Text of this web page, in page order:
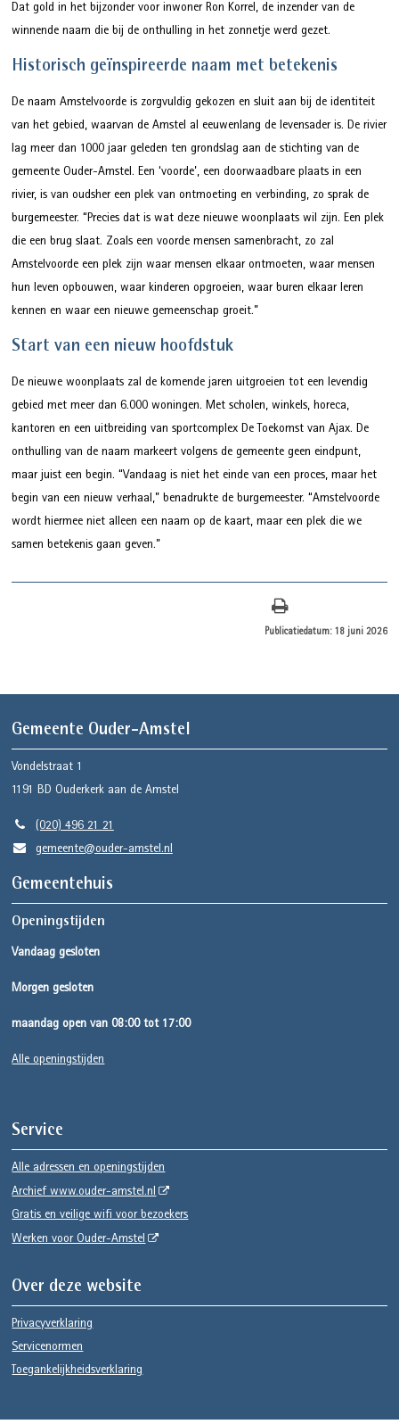
Dat gold in het bijzonder voor inwoner Ron Korrel, de inzender van de
winnende naam die bij de onthulling in het zonnetje werd gezet.
Historisch geïnspireerde naam met betekenis
De naam Amstelvoorde is zorgvuldig gekozen en sluit aan bij de identiteit
van het gebied, waarvan de Amstel al eeuwenlang de levensader is. De rivier
lag meer dan 1000 jaar geleden ten grondslag aan de stichting van de
gemeente Ouder-Amstel. Een ‘voorde’, een doorwaadbare plaats in een
rivier, is van oudsher een plek van ontmoeting en verbinding, zo sprak de
burgemeester. “Precies dat is wat deze nieuwe woonplaats wil zijn. Een plek
die een brug slaat. Zoals een voorde mensen samenbracht, zo zal
Amstelvoorde een plek zijn waar mensen elkaar ontmoeten, waar mensen
hun leven opbouwen, waar kinderen opgroeien, waar buren elkaar leren
kennen en waar een nieuwe gemeenschap groeit.”
Start van een nieuw hoofdstuk
De nieuwe woonplaats zal de komende jaren uitgroeien tot een levendig
gebied met meer dan 6.000 woningen. Met scholen, winkels, horeca,
kantoren en een uitbreiding van sportcomplex De Toekomst van Ajax. De
onthulling van de naam markeert volgens de gemeente geen eindpunt,
maar juist een begin. “Vandaag is niet het einde van een proces, maar het
begin van een nieuw verhaal,” benadrukte de burgemeester. “Amstelvoorde
wordt hiermee niet alleen een naam op de kaart, maar een plek die we
samen betekenis gaan geven.”
Publicatiedatum: 18 juni 2026
Gemeente Ouder-Amstel
Vondelstraat 1
1191 BD Ouderkerk aan de Amstel
(020) 496 21 21
gemeente@ouder-amstel.nl
Gemeentehuis
Openingstijden
Vandaag gesloten
Morgen gesloten
maandag open van 08:00 tot 17:00
Alle openingstijden
Service
Alle adressen en openingstijden
Archief www.ouder-amstel.nl
Gratis en veilige wifi voor bezoekers
Werken voor Ouder-Amstel
Over deze website
Privacyverklaring
Servicenormen
Toegankelijkheidsverklaring